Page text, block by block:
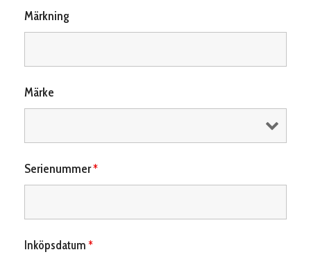
Märkning
Märke
Serienummer*
Inköpsdatum *